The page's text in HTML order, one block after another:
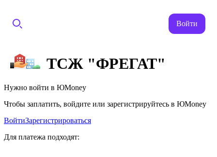
Войти
ТСЖ "ФРЕГАТ"
Нужно войти в ЮMoney
Чтобы заплатить, войдите или зарегистрируйтесь в ЮMoney
ВойтиЗарегистрироваться
Для платежа подходят: